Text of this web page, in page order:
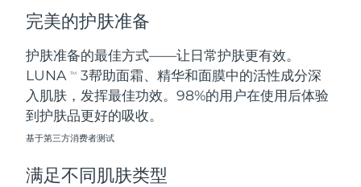
完美的护肤准备
护肤准备的最佳方式——让日常护肤更有效。
LUNATM
3帮助面霜、精华和面膜中的活性成分深
入肌肤，发挥最佳功效。98%的用户在使用后体验
到护肤品更好的吸收。
基于第三方消费者测试
满足不同肌肤类型
乌兹别克斯坦
越南 预计送达日期